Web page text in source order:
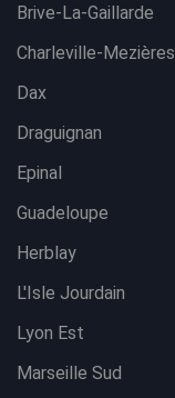
Brive-La-Gaillarde
Charleville-Mezières
Dax
Draguignan
Epinal
Guadeloupe
Herblay
L'Isle Jourdain
Lyon Est
Marseille Sud